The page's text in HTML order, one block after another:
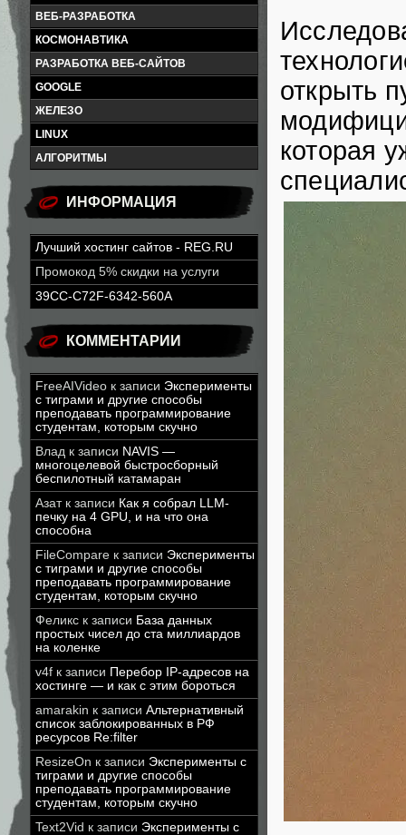
ВЕБ-РАЗРАБОТКА
КОСМОНАВТИКА
РАЗРАБОТКА ВЕБ-САЙТОВ
GOOGLE
ЖЕЛЕЗО
LINUX
АЛГОРИТМЫ
ИНФОРМАЦИЯ
Лучший хостинг сайтов - REG.RU
Промокод 5% скидки на услуги
39CC-C72F-6342-560A
КОММЕНТАРИИ
FreeAIVideo к записи Эксперименты
с тиграми и другие способы
преподавать программирование
студентам, которым скучно
Влад к записи NAVIS —
многоцелевой быстросборный
беспилотный катамаран
Азатк записи Как я собрал LLM-
печку на 4 GPU, и на что она
способна
FileCompare к записи Эксперименты
с тиграми и другие способы
преподавать программирование
студентам, которым скучно
Феликс к записи База данных
простых чисел до ста миллиардов
на коленке
v4f к записи Перебор IP-адресов на
хостинге — и как с этим бороться
amarakin к записи Альтернативный
список заблокированных в РФ
ресурсов Re:filter
ResizeOn к записи Эксперименты с
тиграми и другие способы
преподавать программирование
студентам, которым скучно
Text2Vid к записи Эксперименты с
открыть
которая